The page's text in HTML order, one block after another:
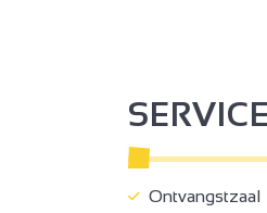
Ontvangstzaal